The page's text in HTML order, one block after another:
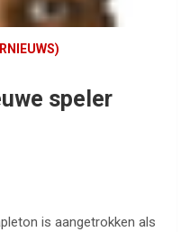
speler
is aangetrokken als